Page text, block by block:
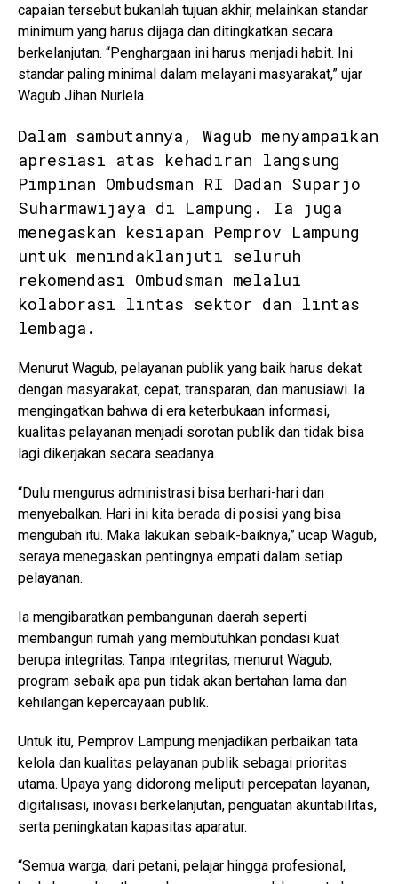
capaian tersebut bukanlah tujuan akhir, melainkan standar
minimum yang harus dijaga dan ditingkatkan secara
berkelanjutan. “Penghargaan ini harus menjadi habit. Ini
standar paling minimal dalam melayani masyarakat,” ujar
Wagub Jihan Nurlela.
Dalam sambutannya, Wagub menyampaikan
apresiasi atas kehadiran langsung
Pimpinan Ombudsman RI Dadan Suparjo
Suharmawijaya di Lampung. Ia juga
menegaskan kesiapan Pemprov Lampung
untuk menindaklanjuti seluruh
rekomendasi Ombudsman melalui
kolaborasi lintas sektor dan lintas
lembaga.
Menurut Wagub, pelayanan publik yang baik harus dekat
dengan masyarakat, cepat, transparan, dan manusiawi. Ia
mengingatkan bahwa di era keterbukaan informasi,
kualitas pelayanan menjadi sorotan publik dan tidak bisa
lagi dikerjakan secara seadanya.
“Dulu mengurus administrasi bisa berhari-hari dan
menyebalkan. Hari ini kita berada di posisi yang bisa
mengubah itu. Maka lakukan sebaik-baiknya,” ucap Wagub,
seraya menegaskan pentingnya empati dalam setiap
pelayanan.
Ia mengibaratkan pembangunan daerah seperti
membangun rumah yang membutuhkan pondasi kuat
berupa integritas. Tanpa integritas, menurut Wagub,
program sebaik apa pun tidak akan bertahan lama dan
kehilangan kepercayaan publik.
Untuk itu, Pemprov Lampung menjadikan perbaikan tata
kelola dan kualitas pelayanan publik sebagai prioritas
utama. Upaya yang didorong meliputi percepatan layanan,
digitalisasi, inovasi berkelanjutan, penguatan akuntabilitas,
serta peningkatan kapasitas aparatur.
“Semua warga, dari petani, pelajar hingga profesional,